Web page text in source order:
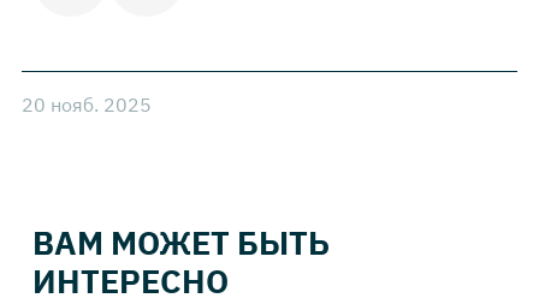
20 нояб. 2025
ВАМ МОЖЕТ БЫТЬ
ИНТЕРЕСНО